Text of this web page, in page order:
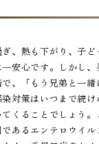
、熱も下がり、子ど
安心です。しかし
、「もう兄弟と一緒
対策はいつまで続け
くることでしょう。
あるエンテロウイ